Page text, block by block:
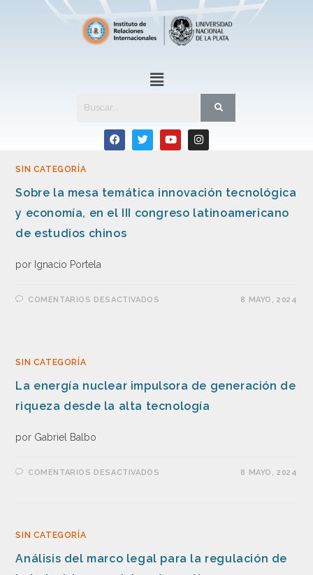
SIN CATEGORÍA
Sobre la mesa temática innovación tecnológica
y economía, en el III congreso latinoamericano
de estudios chinos
por Ignacio Portela
COMENTARIOS DESACTIVADOS 8 MAYO, 2024
SIN CATEGORÍA
La energía nuclear impulsora de generación de
riqueza desde la alta tecnología
por Gabriel Balbo
COMENTARIOS DESACTIVADOS 8 MAYO, 2024
SIN CATEGORÍA
Análisis del marco legal para la regulación de